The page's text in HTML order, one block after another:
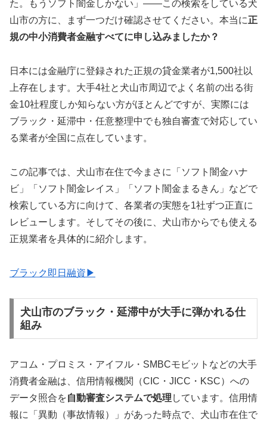
た。もうソフト闇金しかない」——この検索をしている犬
山市の方に、まず一つだけ確認させてください。本当に正
規の中小消費者金融すべてに申し込みましたか？
日本には金融庁に登録された正規の貸金業者が1,500社以
上存在します。大手4社と犬山市周辺でよく名前の出る街
金10社程度しか知らない方がほとんどですが、実際には
ブラック・延滞中・任意整理中でも独自審査で対応してい
る業者が全国に点在しています。
この記事では、犬山市在住で今まさに「ソフト闇金ハナ
ビ」「ソフト闇金レイス」「ソフト闇金まるきん」などで
検索している方に向けて、各業者の実態を1社ずつ正直に
レビューします。そしてその後に、犬山市からでも使える
正規業者を具体的に紹介します。
ブラック即日融資▶
犬山市のブラック・延滞中が大手に弾かれる仕
組み
アコム・プロミス・アイフル・SMBCモビットなどの大手
消費者金融は、信用情報機関（CIC・JICC・KSC）への
データ照合を自動審査システムで処理 しています。信用情
報に「異動（事故情報）」があった時点で、犬山市在住で